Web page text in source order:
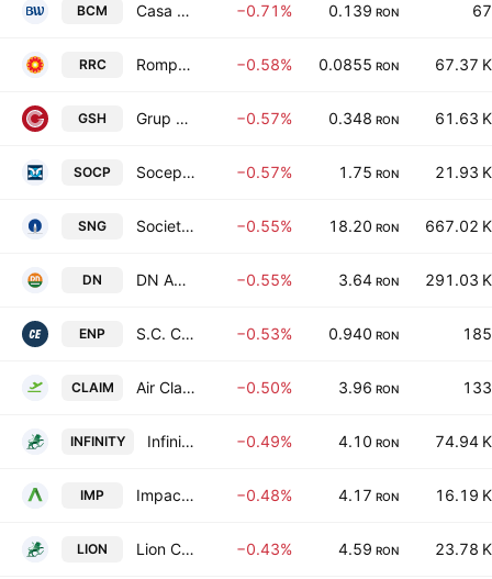
BCM Casa de Bucovina Club de Munte SA −0.71% 0.139 RON 67
RRC Rompetrol Rafinare SA −0.58% 0.0855 RON 67.37 K
GSH Grup Serban Holding S.A. −0.57% 0.348 RON 61.63 K
SOCP Socep SA −0.57% 1.75 RON 21.93 K
SNG Societatea Nationala de Gaze Naturale Romgaz S.A. −0.55% 18.20 RON 667.02 K
DN DN Agrar Group S.A −0.55% 3.64 RON 291.03 K
ENP S.C. COMPANIA ENERGOPETROL S.A. −0.53% 0.940 RON 185
CLAIM Air Claim SA −0.50% 3.96 RON 133
INFINITY Infinity Capital Investments S.A. −0.49% 4.10 RON 74.94 K
IMP Impact Developer & Contractor SA −0.48% 4.17 RON 16.19 K
LION Lion Capital S.A. −0.43% 4.59 RON 23.78 K